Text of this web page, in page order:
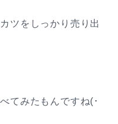
ツをしっかり売り出
てみたもんですね(･